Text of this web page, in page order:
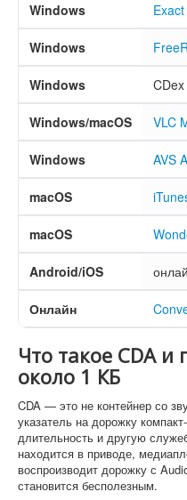
Windows
Windows
Windows CDex
Windows/macOS VLC
Windows AVS
macOS
macOS
Android/iOS
Онлайн
Что такое CDA
около 1 КБ
CDA — это не контейнер со
указатель на дорожку
длительность и другую
находится в приводе,
воспроизводит дорожку с
становится бесполезным.